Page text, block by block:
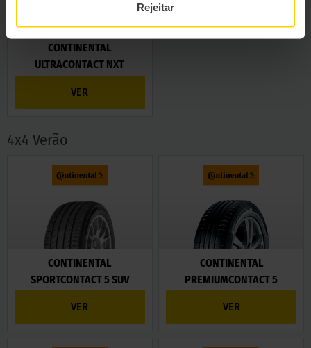
Rejeitar
CONTINENTAL
ULTRACONTACT NXT
VER
4x4 Verão
CONTINENTAL
SPORTCONTACT 5 SUV
VER
CONTINENTAL
PREMIUMCONTACT 5
VER